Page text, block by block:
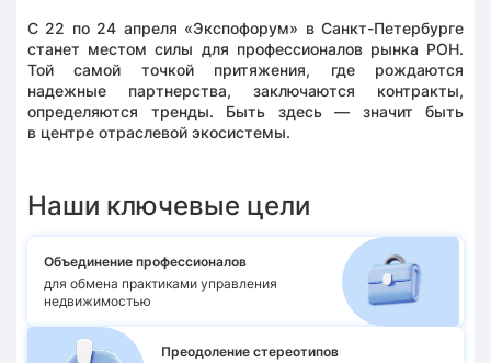
С 22 по 24 апреля «Экспофорум» в Санкт-Петербурге
станет местом силы для профессионалов рынка РОН.
Той самой точкой притяжения, где рождаются
надежные партнерства, заключаются контракты,
определяются тренды. Быть здесь — значит быть
в центре отраслевой экосистемы.
Наши ключевые цели
Объединение профессионалов
для обмена практиками управления
недвижимостью
Преодоление стереотипов